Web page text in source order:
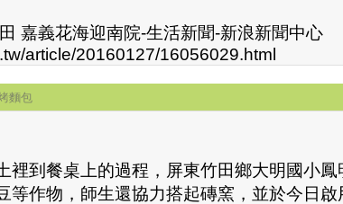
嘉義花海迎南院-生活新聞-新浪新聞中心
article/20160127/16056029.html
麵包
裡到餐桌上的過程，屏東竹田鄉大明國小鳳
等作物，師生還協力搭起磚窯，並於今日啟